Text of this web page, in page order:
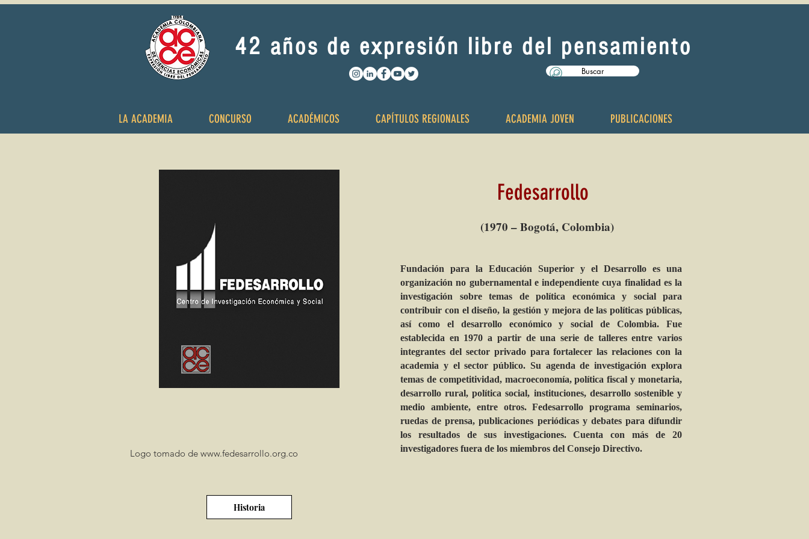
42 años de expresión libre del pensamiento
Buscar
LA ACADEMIA CONCURSO ACADÉMICOS CAPÍTULOS REGIONALES ACADEMIA JOVEN PUBLICACIONES
Logo tomado de www.fedesarrollo.org.co
Fedesarrollo
(1970 – Bogotá, Colombia)
Fundación para la Educación Superior y el Desarrollo es una
organización no gubernamental e independiente cuya finalidad es la
investigación sobre temas de política económica y social para
contribuir con el diseño, la gestión y mejora de las políticas públicas,
así como el desarrollo económico y social de Colombia. Fue
establecida en 1970 a partir de una serie de talleres entre varios
integrantes del sector privado para fortalecer las relaciones con la
academia y el sector público. Su agenda de investigación explora
temas de competitividad, macroeconomía, política fiscal y monetaria,
desarrollo rural, política social, instituciones, desarrollo sostenible y
medio ambiente, entre otros. Fedesarrollo programa seminarios,
ruedas de prensa, publicaciones periódicas y debates para difundir
los resultados de sus investigaciones. Cuenta con más de 20
investigadores fuera de los miembros del Consejo Directivo.
Historia